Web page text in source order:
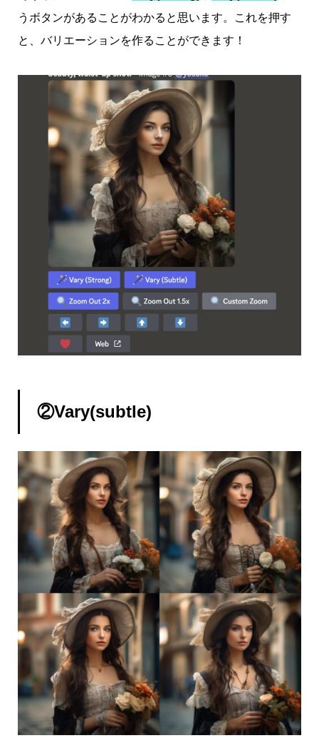
うボタンがあることがわかると思います。これを押す
と、バリエーションを作ることができます！
②Vary(subtle)